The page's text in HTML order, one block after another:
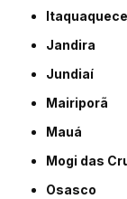
Jandira
Jundiaí
Mairiporã
Mauá
Mogi das
Osasco